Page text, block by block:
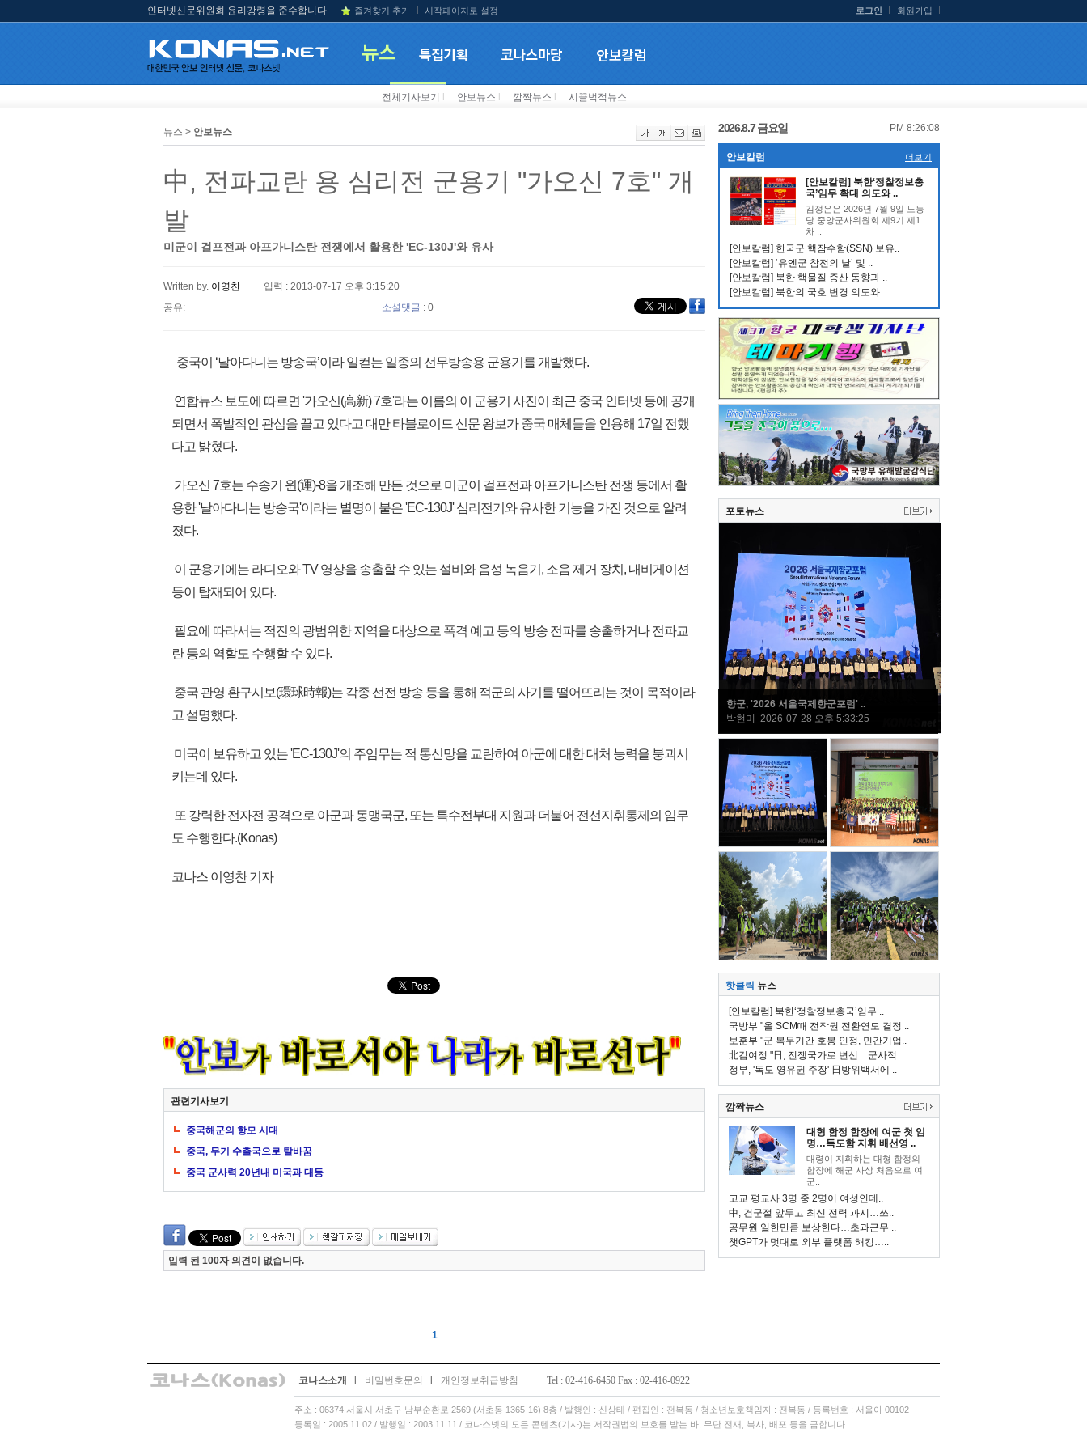
인터넷신문위원회 윤리강령을 준수합니다 즐겨찾기 추가 시작페이지로 설정 로그인 회원가입
전체기사보기 안보뉴스 깜짝뉴스 시끌벅적뉴스
뉴스 > 안보뉴스
中, 전파교란 용 심리전 군용기 "가오신 7호" 개
발
미군이 걸프전과 아프가니스탄 전쟁에서 활용한 'EC-130J'와 유사
Written by. 이영찬
입력 : 2013-07-17 오후 3:15:20
공유:
소셜댓글 : 0
중국이 ‘날아다니는 방송국’이라 일컫는 일종의 선무방송용 군용기를 개발했다.
연합뉴스 보도에 따르면 '가오신(高新) 7호'라는 이름의 이 군용기 사진이 최근 중국 인터넷 등에 공개
되면서 폭발적인 관심을 끌고 있다고 대만 타블로이드 신문 왕보가 중국 매체들을 인용해 17일 전했
다고 밝혔다.
가오신 7호는 수송기 윈(運)-8을 개조해 만든 것으로 미군이 걸프전과 아프가니스탄 전쟁 등에서 활
용한 '날아다니는 방송국'이라는 별명이 붙은 'EC-130J' 심리전기와 유사한 기능을 가진 것으로 알려
졌다.
이 군용기에는 라디오와 TV 영상을 송출할 수 있는 설비와 음성 녹음기, 소음 제거 장치, 내비게이션
등이 탑재되어 있다.
필요에 따라서는 적진의 광범위한 지역을 대상으로 폭격 예고 등의 방송 전파를 송출하거나 전파교
란 등의 역할도 수행할 수 있다.
중국 관영 환구시보(環球時報)는 각종 선전 방송 등을 통해 적군의 사기를 떨어뜨리는 것이 목적이라
고 설명했다.
미국이 보유하고 있는 'EC-130J'의 주임무는 적 통신망을 교란하여 아군에 대한 대처 능력을 붕괴시
키는데 있다.
또 강력한 전자전 공격으로 아군과 동맹국군, 또는 특수전부대 지원과 더불어 전선지휘통제의 임무
도 수행한다.(Konas)
코나스 이영찬 기자
관련기사보기
중국해군의 항모 시대
중국, 무기 수출국으로 탈바꿈
중국 군사력 20년내 미국과 대등
입력 된 100자 의견이 없습니다.
1
2026.8.7 금요일 PM 8:26:08
안보칼럼 더보기
[안보칼럼] 북한‘정찰정보총
국’임무 확대 의도와 ..
김정은은 2026년 7월 9일 노동
당 중앙군사위원회 제9기 제1
차 ..
[안보칼럼] 한국군 핵잠수함(SSN) 보유..
[안보칼럼] ‘유엔군 참전의 날’ 및 ..
[안보칼럼] 북한 핵물질 증산 동향과 ..
[안보칼럼] 북한의 국호 변경 의도와 ..
포토뉴스
향군, '2026 서울국제향군포럼' ..
박현미 2026-07-28 오후 5:33:25
핫클릭 뉴스
[안보칼럼] 북한‘정찰정보총국’임무 ..
국방부 "올 SCM때 전작권 전환연도 결정 ..
보훈부 "군 복무기간 호봉 인정, 민간기업..
北김여정 "日, 전쟁국가로 변신…군사적 ..
정부, '독도 영유권 주장' 日방위백서에 ..
깜짝뉴스
대형 함정 함장에 여군 첫 임
명…독도함 지휘 배선영 ..
대령이 지휘하는 대형 함정의
함장에 해군 사상 처음으로 여
군..
고교 평교사 3명 중 2명이 여성인데..
中, 건군절 앞두고 최신 전력 과시…쓰..
공무원 일한만큼 보상한다…초과근무 ..
챗GPT가 멋대로 외부 플랫폼 해킹…..
코나스소개 비밀번호문의 개인정보취급방침 Tel : 02-416-6450 Fax : 02-416-0922
주소 : 06374 서울시 서초구 남부순환로 2569 (서초동 1365-16) 8층 / 발행인 : 신상태 / 편집인 : 전복동 / 청소년보호책임자 : 전복동 / 등록번호 : 서울아 00102
등록일 : 2005.11.02 / 발행일 : 2003.11.11 / 코나스넷의 모든 콘텐츠(기사)는 저작권법의 보호를 받는 바, 무단 전재, 복사, 배포 등을 금합니다.